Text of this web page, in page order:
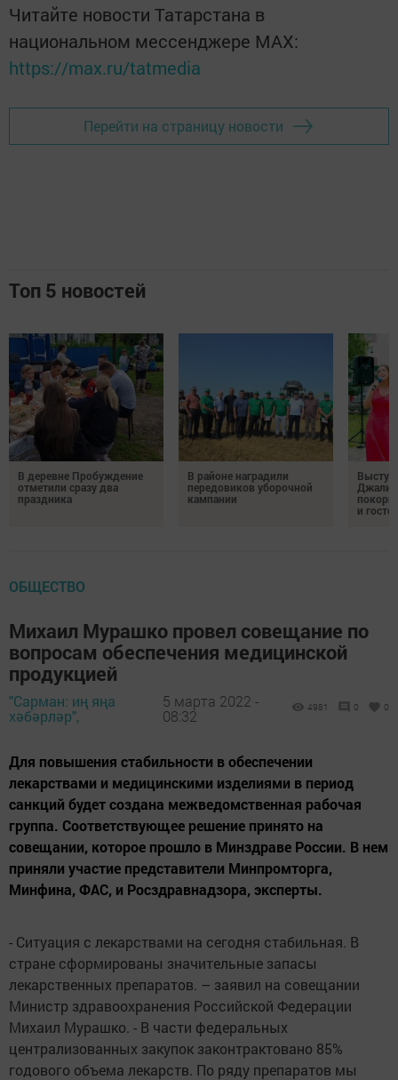
Читайте новости Татарстана в
национальном мессенджере MАХ:
https://max.ru/tatmedia
Перейти на страницу новости
Топ 5 новостей
В деревне Пробуждение
отметили сразу два
праздника
В районе наградили
передовиков уборочной
кампании
и
ОБЩЕСТВО
Михаил Мурашко провел совещание по
вопросам обеспечения медицинской
продукцией
"Сарман: иң яңа
хәбәрләр",
5 марта 2022 -
08:32
4981 0 0
Для повышения стабильности в обеспечении
лекарствами и медицинскими изделиями в период
санкций будет создана межведомственная рабочая
группа. Соответствующее решение принято на
совещании, которое прошло в Минздраве России. В нем
приняли участие представители Минпромторга,
Минфина, ФАС, и Росздравнадзора, эксперты.
- Ситуация с лекарствами на сегодня стабильная. В
стране сформированы значительные запасы
лекарственных препаратов. – заявил на совещании
Министр здравоохранения Российской Федерации
Михаил Мурашко. - В части федеральных
централизованных закупок законтрактовано 85%
годового объема лекарств. По ряду препаратов мы